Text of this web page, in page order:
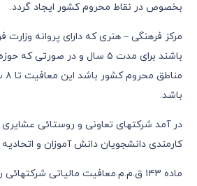
بخصوص در نقاط محروم کشور ایجاد گردد.
مرکز فرهنگی – هنری که دارای پروانه وزارت
باشند برای مدت ٥ سال و در
باشد.
در آمد شرکتهای تعاونی و روستائی
کارمندی دانشجویان دانش آموزان و اتحادیه
ماده ١٤٣ ق.م.م.معافیت مالیاتی